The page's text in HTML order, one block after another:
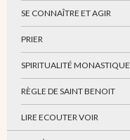
SE CONNAÎTRE ET AGIR
PRIER
SPIRITUALITÉ MONASTIQUE
RÈGLE DE SAINT BENOIT
LIRE ECOUTER VOIR